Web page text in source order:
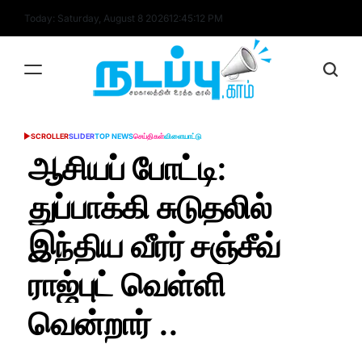
Today: Saturday, August 8 202612:45:13 PM
POSTED
SCROLLERSLIDERTOP NEWSசெய்திகள்விளையாட்டு
ஆசியப் போட்டி:
துப்பாக்கி சுடுதலில்
இந்திய வீரர் சஞ்சீவ்
ராஜ்புட் வெள்ளி
வென்றார் ..